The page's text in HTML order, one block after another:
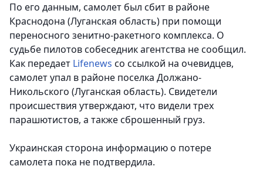
По его данным, самолет был сбит в районе
Краснодона (Луганская область) при помощи
переносного зенитно-ракетного комплекса. О
судьбе пилотов собеседник агентства не сообщил.
Как передает Lifenews со ссылкой на очевидцев,
самолет упал в районе поселка Должано-
Никольского (Луганская область). Свидетели
происшествия утверждают, что видели трех
парашютистов, а также сброшенный груз.
Украинская сторона информацию о потере
самолета пока не подтвердила.